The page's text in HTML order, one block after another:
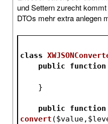
und Settern zurecht
DTOs mehr extra anlegen
class
public
function
    }
public
function
convert ($value,